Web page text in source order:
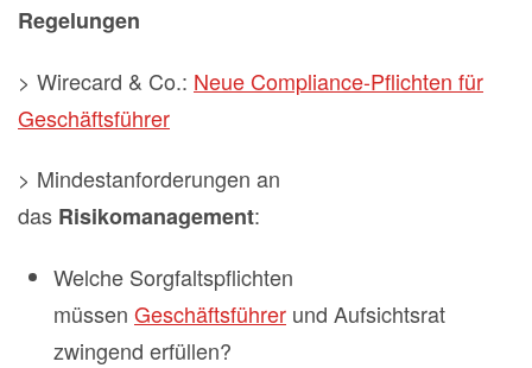
Regelungen
> Wirecard & Co.: Neue Compliance-Pflichten für
Geschäftsführer
> Mindestanforderungen an
das Risikomanagement:
Welche Sorgfaltspflichten
müssen Geschäftsführer und Aufsichtsrat
zwingend erfüllen?